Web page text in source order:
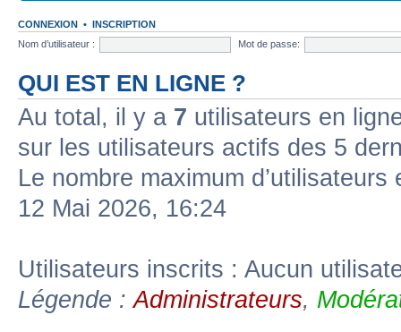
CONNEXION • INSCRIPTION
Nom d’utilisateur :
Mot de passe:
QUI EST EN LIGNE ?
Au total, il y a 7 utilisateurs en
sur les utilisateurs actifs des 5
Le nombre maximum
12 Mai 2026, 16:24
Utilisateurs inscrits : Aucun
Légende :Administrateurs,